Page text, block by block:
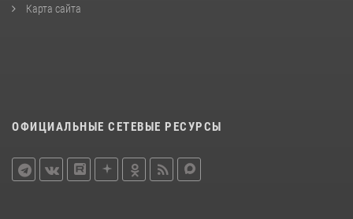
Карта сайта
ОФИЦИАЛЬНЫЕ СЕТЕВЫЕ РЕСУРСЫ